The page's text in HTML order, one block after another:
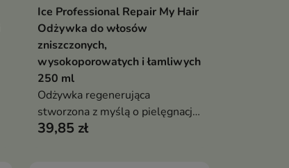
Dodaj do koszyka
Ice Professional Repair My Hair
Odżywka do włosów
zniszczonych,
wysokoporowatych i łamliwych
250 ml
Odżywka regenerująca
stworzona z myślą o pielęgnacji
włosów osłabionych, suchych i
39,85 zł